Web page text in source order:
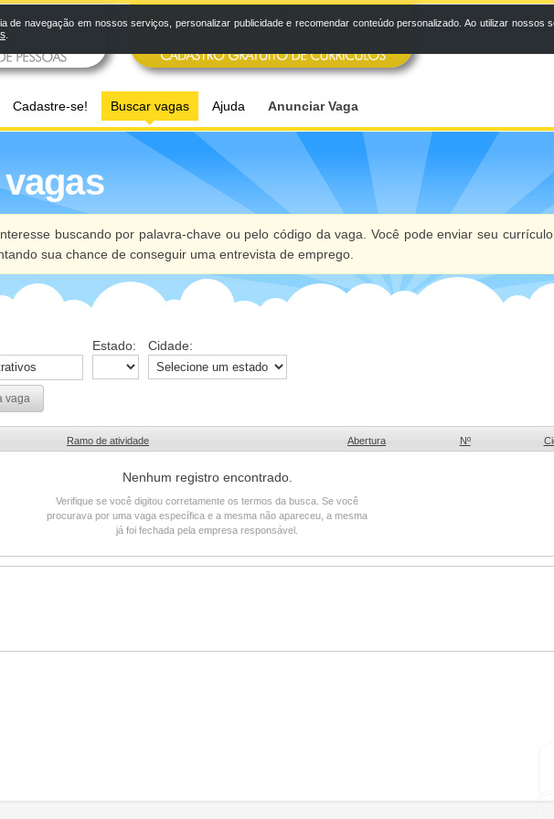
Cadastre-se! Buscar vagas Ajuda Anunciar Vaga
buscando por palavra-chave ou pelo código da vaga. Você pode enviar seu
sua chance de conseguir uma entrevista de emprego.
Estado: Cidade:
vaga
Ramo de atividade Abertura Nº
Nenhum registro encontrado.
Verifique se você digitou corretamente os termos da busca. Se você
procurava por uma vaga específica e a mesma não apareceu, a mesma
já foi fechada pela empresa responsável.
navegação em nossos serviços, personalizar publicidade e recomendar conteúdo personalizado. Ao utilizar nossos